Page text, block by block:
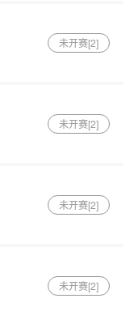
未开赛[2]
未开赛[2]
未开赛[2]
未开赛[2]